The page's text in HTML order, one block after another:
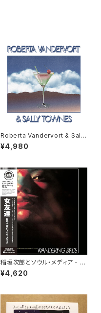
Roberta Vandervort & Sally
Townes "LP"
¥4,980
稲垣次郎とソウル・メディア - W
andering Birds 女友達 "LP"
¥4,620